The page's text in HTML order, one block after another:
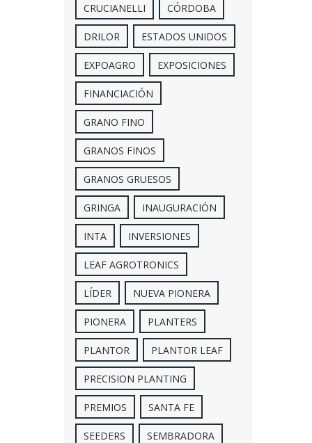
CRUCIANELLI CÓRDOBA
DRILOR ESTADOS UNIDOS
EXPOAGRO EXPOSICIONES
FINANCIACIÓN
GRANO FINO
GRANOS FINOS
GRANOS GRUESOS
GRINGA INAUGURACIÓN
INTA INVERSIONES
LEAF AGROTRONICS
LÍDER NUEVA PIONERA
PIONERA PLANTERS
PLANTOR PLANTOR LEAF
PRECISION PLANTING
PREMIOS SANTA FE
SEEDERS SEMBRADORA